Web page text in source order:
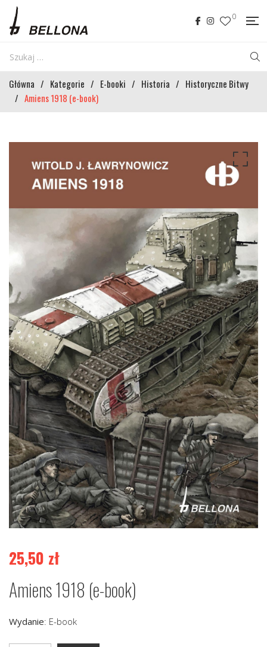
0
Główna / Kategorie / E-booki / Historia / Historyczne Bitwy
/ Amiens 1918 (e-book)
25,50 zł
Amiens 1918 (e-book)
Wydanie: E-book